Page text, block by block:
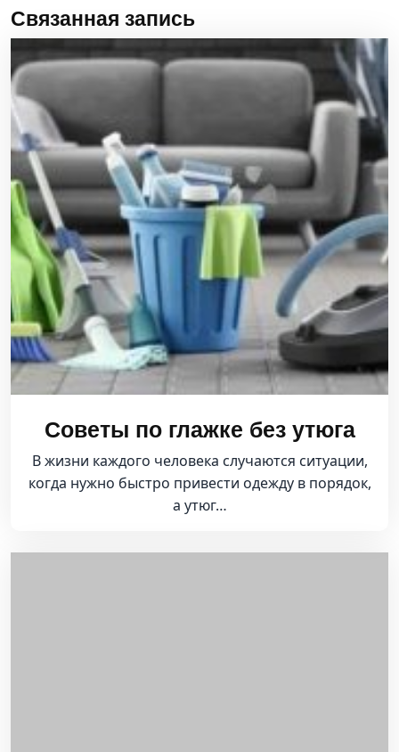
Связанная запись
Советы по глажке без утюга
В жизни каждого человека случаются ситуации,
когда нужно быстро привести одежду в порядок,
а утюг…